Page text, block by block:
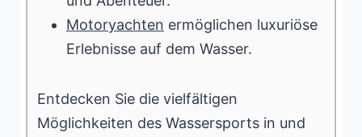
Motoryachten ermöglichen luxuriöse
Erlebnisse auf dem Wasser.
Entdecken Sie die vielfältigen
Möglichkeiten des Wassersports in und